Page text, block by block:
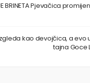
BRINETA Pjevačica
kao devojčica, a evo
tajna Goce